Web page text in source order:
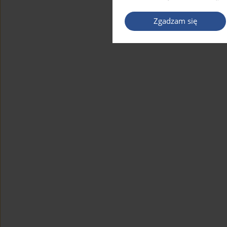
Zgadzam się